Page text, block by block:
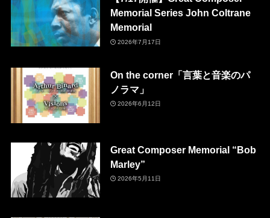
Memorial Series John Coltrane
Memorial
2026年7月17日
On the corner「言葉と音楽のパ
ノラマ」
2026年6月12日
Great Composer Memorial “Bob
Marley”
2026年5月11日